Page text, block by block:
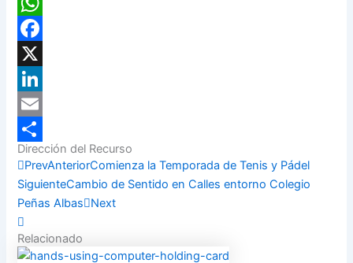
WhatsApp
Facebook
X
LinkedIn
Email
Compartir
Dirección del Recurso
PrevAnteriorComienza la Temporada de Tenis y Pádel
SiguienteCambio de Sentido en Calles entorno Colegio
Peñas Albas
Next
Relacionado